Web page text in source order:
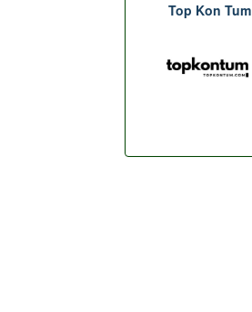
Top Kon Tum